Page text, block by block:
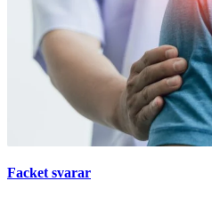
Facket svarar